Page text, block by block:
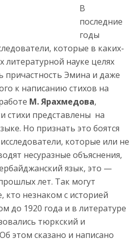
В
последние
годы
которые в каких-
литературной науке целях
причастность Эмина и даже
к написанию стихов на
М. Ярахмедова,
стихи представлены на
Но признать это боятся
которые или не
несуразные объяснения,
язык, это —
лет. Так могут
кто незнаком с историей
до 1920 года и в литературе
тюркский и
этом сказано и написано